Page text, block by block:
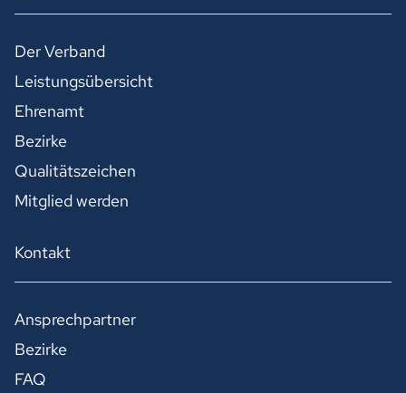
Der Verband
Leistungsübersicht
Ehrenamt
Bezirke
Qualitätszeichen
Mitglied werden
Kontakt
Ansprechpartner
Bezirke
FAQ